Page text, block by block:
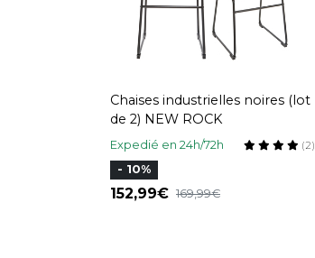
Chaises industrielles noires (lot
de 2) NEW ROCK
Expedié en 24h/72h (2)
- 10%
152,99 169,99